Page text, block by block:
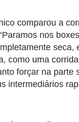
comparou a
nos
seca,
como uma
forçar na parte
intermediários